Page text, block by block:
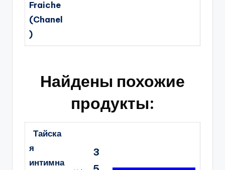
Fraiche
(Chanel
)
Найдены похожие
продукты:
Тайска
я
интимна
3